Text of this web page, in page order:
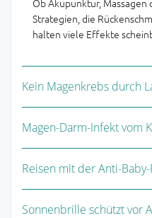
Strategien, die
halten viele Effekte
Kein Magenkrebs durch
Magen-Darm-Infekt vom
Reisen mit der Anti-
Sonnenbrille schützt vor